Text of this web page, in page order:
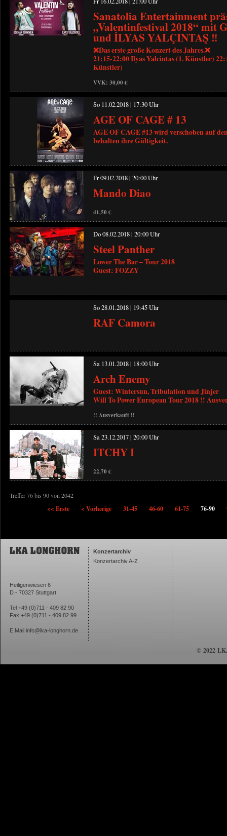
Sanatolia Entertainment
„Valentinfestival 2018“ mit
und İLYAS YALÇINTAŞ ‼️
❌Das erste große Konzert des Jahres.❌
21:15-22:00 Ilyas Yalcintas (1. Künstler)
Künstler)
VVK: 30,00 €
So 11.02.2018 | 17:30 Uhr
AGE OF CAGE # 13
AGE OF CAGE #13 wird verschoben auf
behalten ihre Gültigkeit.
Fr 09.02.2018 | 20:00 Uhr
Mando Diao
41,50 €
Do 08.02.2018 | 20:00 Uhr
Steel Panther
Lower The Bar – Tour 2018
Guest: FOZZY
So 28.01.2018 | 19:45 Uhr
RAF Camora
Sa 13.01.2018 | 18:00 Uhr
Arch Enemy
Guest: Wintersun, Tribulation und Jinjer
Will To Power European Tour 2018 !!
!! Ausverkauft !!
Sa 23.12.2017 | 20:00 Uhr
ITCHY I
22,70 €
Treffer 76 bis 90 von 2042
<< Erste < Vorherige 31-45 46-60 61-75 76-90
Heiligenwiesen 6
D - 70327 Stuttgart
Tel +49 (0)711 - 409 82 90
Fax +49 (0)711 - 409 82 99
E.Mail info@lka-longhorn.de
Konzertarchiv
Konzertarchiv A-Z
© 2022